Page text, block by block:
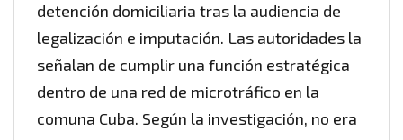
detención domiciliaria tras la audiencia de
legalización e imputación. Las autoridades la
señalan de cumplir una función estratégica
dentro de una red de microtráfico en la
comuna Cuba. Según la investigación, no era